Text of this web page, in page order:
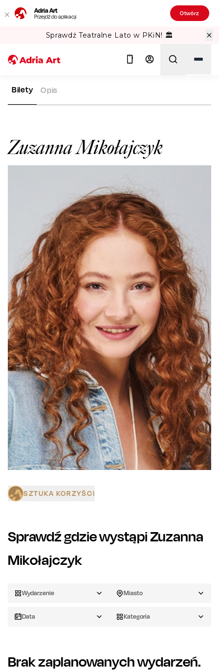
Adria Art
Przejdź do aplikacji Otwórz
Sprawdź Teatralne Lato w PKiN! 🏛️
ADRIA ART
Zuzanna Mikołajczyk
Bilety Opis
SZTUKA KORZYŚCI
Sprawdź gdzie wystąpiZuzanna
Mikołajczyk
Wydarzenie Miasto
Data Kategoria
Brak zaplanowanych wydarzeń.